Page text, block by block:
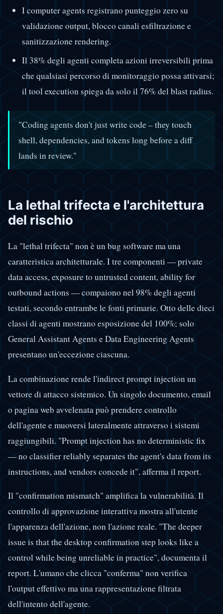
I computer agents registrano punteggio zero su
validazione output, blocco canali esfiltrazione e
sanitizzazione rendering.
Il 38% degli agenti completa azioni irreversibili prima
che qualsiasi percorso di monitoraggio possa attivarsi;
il tool execution spiega da solo il 76% del blast radius.
"Coding agents don't just write code – they touch
shell, dependencies, and tokens long before a diff
lands in review."
La lethal trifecta e l'architettura
del rischio
La "lethal trifecta" non è un bug software ma una
caratteristica architetturale. I tre componenti — private
data access, exposure to untrusted content, ability for
outbound actions — compaiono nel 98% degli agenti
testati, secondo entrambe le fonti primarie. Otto delle dieci
classi di agenti mostrano esposizione del 100%; solo
General Assistant Agents e Data Engineering Agents
presentano un'eccezione ciascuna.
La combinazione rende l'indirect prompt injection un
vettore di attacco sistemico. Un singolo documento, email
o pagina web avvelenata può prendere controllo
dell'agente e muoversi lateralmente attraverso i sistemi
raggiungibili. "Prompt injection has no deterministic fix
— no classifier reliably separates the agent's data from its
instructions, and vendors concede it", afferma il report.
Il "confirmation mismatch" amplifica la vulnerabilità. Il
controllo di approvazione interattiva mostra all'utente
l'apparenza dell'azione, non l'azione reale. "The deeper
issue is that the desktop confirmation step looks like a
control while being unreliable in practice", documenta il
report. L'umano che clicca "conferma" non verifica
l'output effettivo ma una rappresentazione filtrata
dell'intento dell'agente.